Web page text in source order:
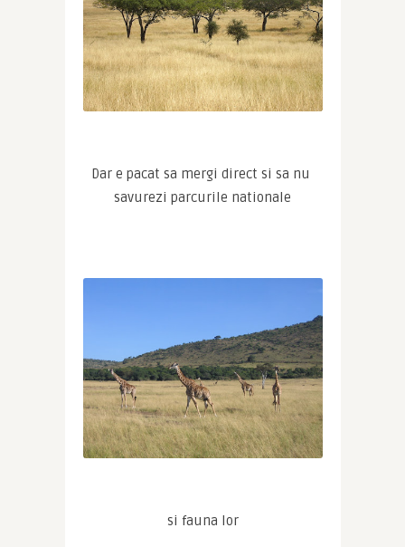
Dar e pacat sa mergi direct si sa nu
savurezi parcurile nationale
si fauna lor